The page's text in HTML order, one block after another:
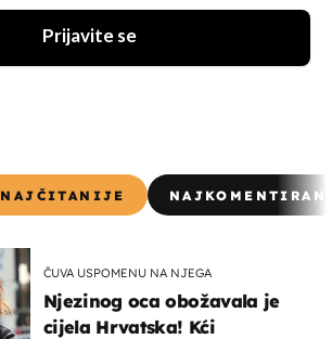
Prijavite se
NAJČITANIJE
ČUVA USPOMENU NA NJEGA
Njezinog oca obožavala je
cijela Hrvatska! Kći